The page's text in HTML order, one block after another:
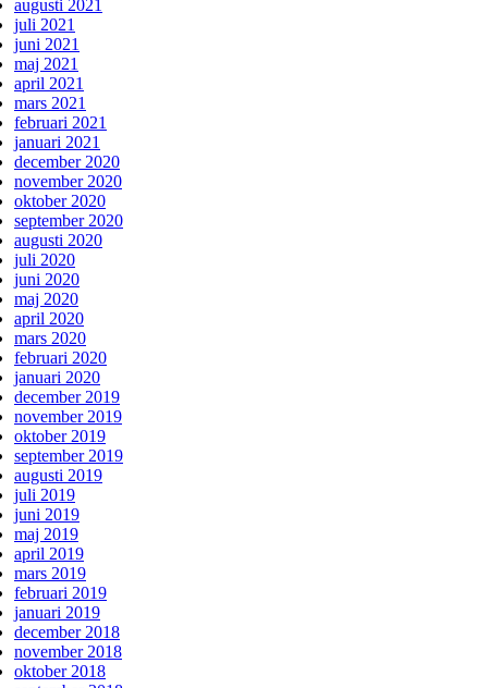
augusti 2021
juli 2021
juni 2021
maj 2021
april 2021
mars 2021
februari 2021
januari 2021
december 2020
november 2020
oktober 2020
september 2020
augusti 2020
juli 2020
juni 2020
maj 2020
april 2020
mars 2020
februari 2020
januari 2020
december 2019
november 2019
oktober 2019
september 2019
augusti 2019
juli 2019
juni 2019
maj 2019
april 2019
mars 2019
februari 2019
januari 2019
december 2018
november 2018
oktober 2018